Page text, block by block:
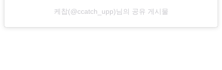
케찹(@ccatch_upp)님의 공유 게시물